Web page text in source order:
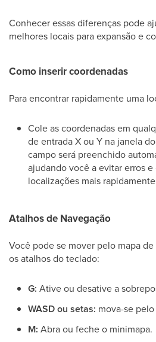
Conhecer essas diferenças pode
melhores locais para expansão e
Como inserir coordenadas
Para encontrar rapidamente uma
Cole as coordenadas em
de entrada X ou Y na janela
campo será preenchido
ajudando você a evitar erros
localizações mais
Atalhos de Navegação
Você pode se mover pelo mapa
os atalhos do teclado:
G: Ative ou desative a
WASD ou setas: mova-se pelo
M: Abra ou feche o minimapa.